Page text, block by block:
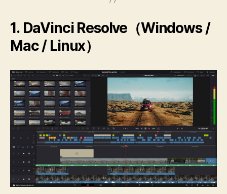
1. DaVinci Resolve（Windows /
Mac / Linux）